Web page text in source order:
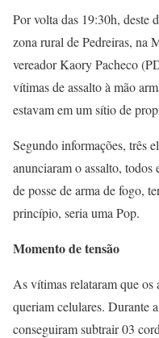
Por volta das 19:30h, deste
zona rural de Pedreiras, na
vereador Kaory Pacheco
vítimas de assalto à mão
estavam em um sítio de
Segundo informações, três
anunciaram o assalto, todos
de posse de arma de fogo,
princípio, seria uma Pop.
Momento de tensão
As vítimas relataram que os
queriam celulares. Durante
conseguiram subtrair 03